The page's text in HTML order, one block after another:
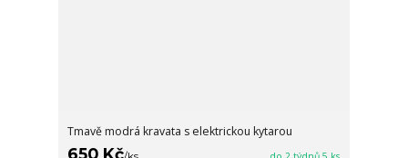
Tmavě modrá kravata s elektrickou kytarou
650 Kč